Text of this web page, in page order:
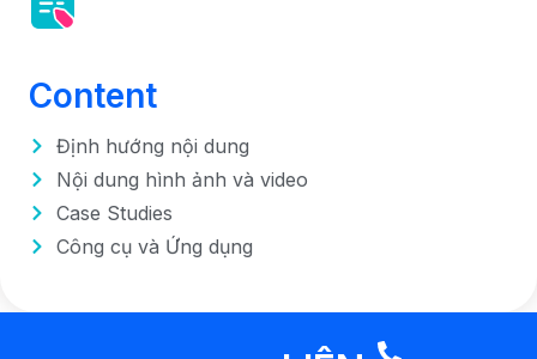
Content
Định hướng nội dung
Nội dung hình ảnh và video
Case Studies
Công cụ và Ứng dụng